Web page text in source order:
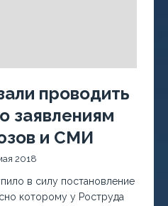
проводить
заявлениям
и СМИ
2018
в силу постановление
которому у Роструда